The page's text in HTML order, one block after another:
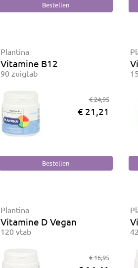
Plantina
Vitamine B12
90 zuigtab
€ 24,95
€ 21,21
Plantina
Vitamine D Vegan
120 vtab
€ 16,95